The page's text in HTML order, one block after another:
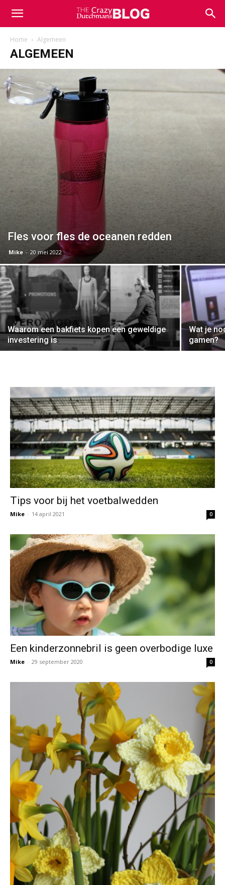
Home Algemeen
ALGEMEEN
Fles voor fles de oceanen redden
Mike - 20 mei 2022
Waarom een bakfiets kopen een geweldige
investering is
Wat je
gamen?
Tips voor bij het voetbalwedden
Mike - 14 april 2021 0
Een kinderzonnebril is geen overbodige luxe
Mike - 29 september 2020 0